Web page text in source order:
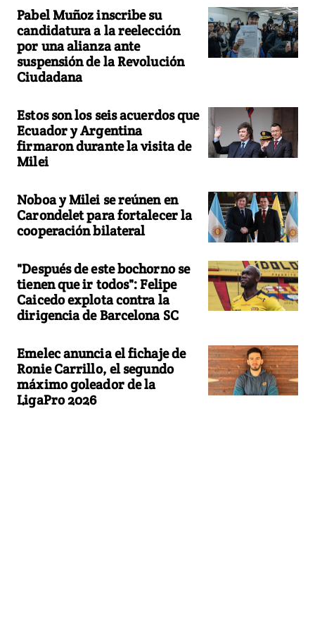
Pabel Muñoz inscribe su
candidatura a la reelección
por una alianza ante
suspensión de la Revolución
Ciudadana
Estos son los seis acuerdos que
Ecuador y Argentina
firmaron durante la visita de
Milei
Noboa y Milei se reúnen en
Carondelet para fortalecer la
cooperación bilateral
"Después de este bochorno se
tienen que ir todos": Felipe
Caicedo explota contra la
dirigencia de Barcelona SC
Emelec anuncia el fichaje de
Ronie Carrillo, el segundo
máximo goleador de la
LigaPro 2026